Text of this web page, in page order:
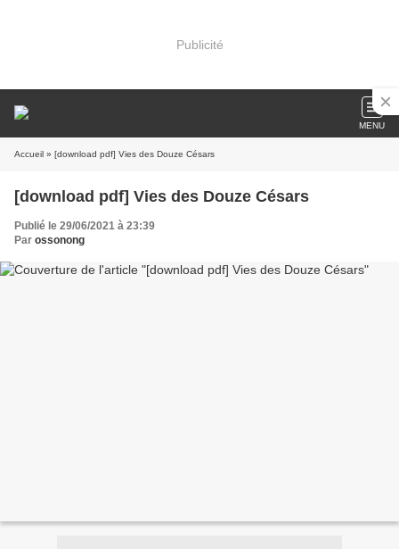
Publicité
MENU
Accueil » [download pdf] Vies des Douze Césars
[download pdf] Vies des Douze Césars
Publié le 29/06/2021 à 23:39
Par ossonong